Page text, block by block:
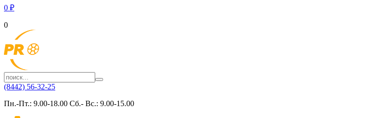
0 ₽
0
(8442) 56-32-25
Пн.-Пт.: 9.00-18.00 Сб.- Вс.: 9.00-15.00